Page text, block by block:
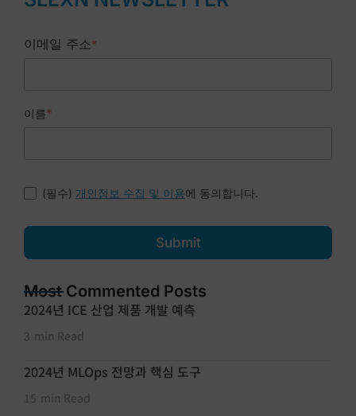
이메일 주소*
이름*
(필수) 개인정보 수집 및 이용에 동의합니다.
Submit
Most Commented Posts
2024년 ICE 산업 제품 개발 예측
3 min Read
2024년 MLOps 전망과 핵심 도구
15 min Read